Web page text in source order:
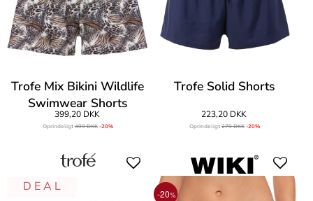
Trofe Mix Bikini Wildlife
Swimwear Shorts
399,20 DKK
Oprindeligt499 DKK -20%
Trofe Solid Shorts
223,20 DKK
Oprindeligt279 DKK -20%
D E A L -20%